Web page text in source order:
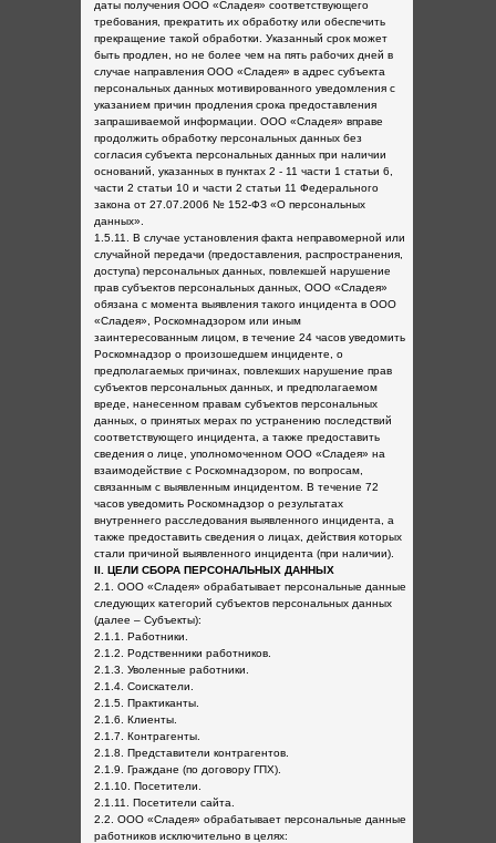
даты получения ООО «Сладея» соответствующего
требования, прекратить их обработку или обеспечить
прекращение такой обработки. Указанный срок может
быть продлен, но не более чем на пять рабочих дней в
случае направления ООО «Сладея» в адрес субъекта
персональных данных мотивированного уведомления с
указанием причин продления срока предоставления
запрашиваемой информации. ООО «Сладея» вправе
продолжить обработку персональных данных без
согласия субъекта персональных данных при наличии
оснований, указанных в пунктах 2 - 11 части 1 статьи 6,
части 2 статьи 10 и части 2 статьи 11 Федерального
закона от 27.07.2006 № 152-ФЗ «О персональных
данных».
1.5.11. В случае установления факта неправомерной или
случайной передачи (предоставления, распространения,
доступа) персональных данных, повлекшей нарушение
прав субъектов персональных данных, ООО «Сладея»
обязана с момента выявления такого инцидента в ООО
«Сладея», Роскомнадзором или иным
заинтересованным лицом, в течение 24 часов уведомить
Роскомнадзор о произошедшем инциденте, о
предполагаемых причинах, повлекших нарушение прав
субъектов персональных данных, и предполагаемом
вреде, нанесенном правам субъектов персональных
данных, о принятых мерах по устранению последствий
соответствующего инцидента, а также предоставить
сведения о лице, уполномоченном ООО «Сладея» на
взаимодействие с Роскомнадзором, по вопросам,
связанным с выявленным инцидентом. В течение 72
часов уведомить Роскомнадзор о результатах
внутреннего расследования выявленного инцидента, а
также предоставить сведения о лицах, действия которых
стали причиной выявленного инцидента (при наличии).
II. ЦЕЛИ СБОРА ПЕРСОНАЛЬНЫХ ДАННЫХ
2.1. ООО «Сладея» обрабатывает персональные данные
следующих категорий субъектов персональных данных
(далее – Субъекты):
2.1.1. Работники.
2.1.2. Родственники работников.
2.1.3. Уволенные работники.
2.1.4. Соискатели.
2.1.5. Практиканты.
2.1.6. Клиенты.
2.1.7. Контрагенты.
2.1.8. Представители контрагентов.
2.1.9. Граждане (по договору ГПХ).
2.1.10. Посетители.
2.1.11. Посетители сайта.
2.2. ООО «Сладея» обрабатывает персональные данные
работников исключительно в целях: